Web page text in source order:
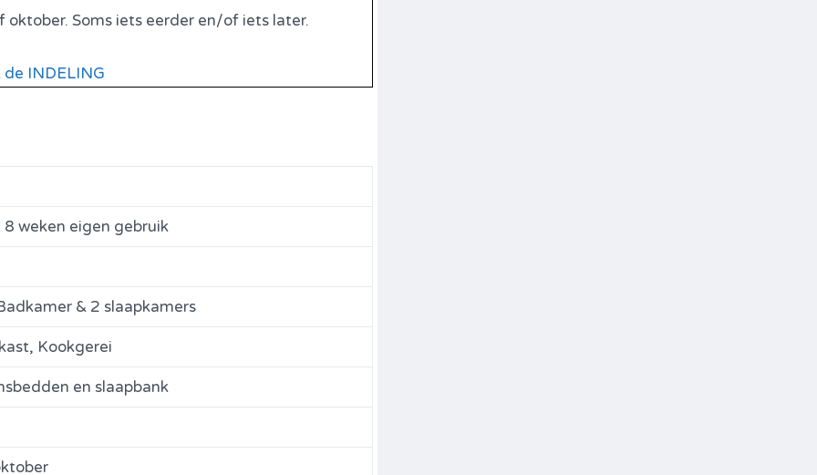
Soms iets eerder en/of iets later.
de INDELING
weken eigen gebruik
& 2 slaapkamers
Kookgerei
en slaapbank